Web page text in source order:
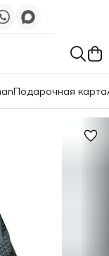
Подарочная карта